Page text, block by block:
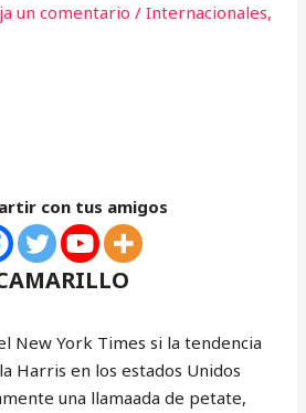
un comentario /Internacionales,
con tus amigos
New York Times si la tendencia
Harris en los estados Unidos
una llamaada de petate,